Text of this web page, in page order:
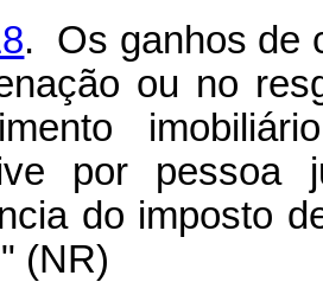
. Os ganhos de
ou no
por pessoa
do imposto
(NR)